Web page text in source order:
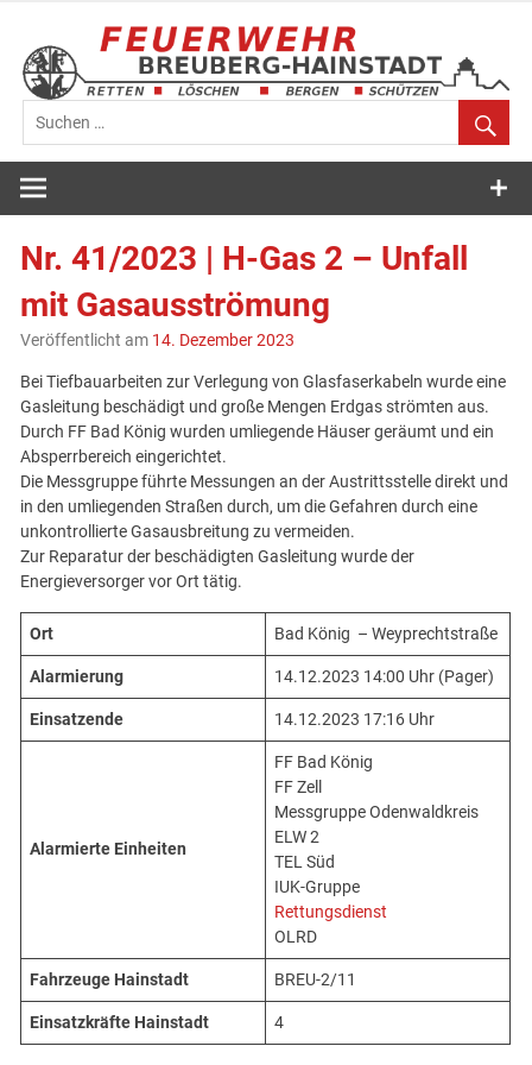
springen
Feuerwehr
Breuberg-
Hainstadt
Nr. 41/2023 | H-Gas 2 – Unfall
mit Gasausströmung
Veröffentlicht am 14. Dezember 2023
Bei Tiefbauarbeiten zur Verlegung von Glasfaserkabeln wurde eine
Gasleitung beschädigt und große Mengen Erdgas strömten aus.
Durch FF Bad König wurden umliegende Häuser geräumt und ein
Absperrbereich eingerichtet.
Die Messgruppe führte Messungen an der Austrittsstelle direkt und
in den umliegenden Straßen durch, um die Gefahren durch eine
unkontrollierte Gasausbreitung zu vermeiden.
Zur Reparatur der beschädigten Gasleitung wurde der
Energieversorger vor Ort tätig.
Ort Bad König – Weyprechtstraße
Alarmierung 14.12.2023 14:00 Uhr (Pager)
Einsatzende 14.12.2023 17:16 Uhr
Alarmierte Einheiten
FF Bad König
FF Zell
Messgruppe Odenwaldkreis
ELW 2
TEL Süd
IUK-Gruppe
Rettungsdienst
OLRD
Fahrzeuge Hainstadt BREU-2/11
Einsatzkräfte Hainstadt 4